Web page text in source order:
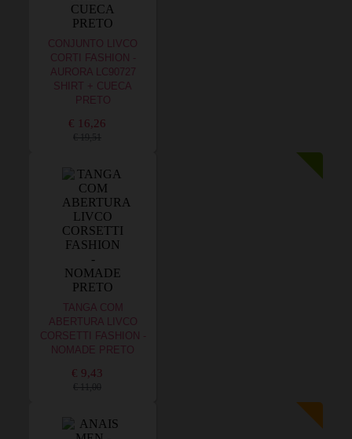
CONJUNTO LIVCO
CORTI FASHION -
AURORA LC90727
SHIRT + CUECA
PRETO
€ 16,26
€ 19,51
TANGA COM
ABERTURA LIVCO
CORSETTI FASHION -
NOMADE PRETO
€ 9,43
€ 11,00